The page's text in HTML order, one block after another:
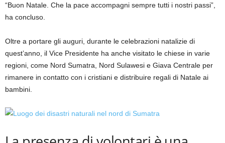
“Buon Natale. Che la pace accompagni sempre tutti i nostri passi”,
ha concluso.
Oltre a portare gli auguri, durante le celebrazioni natalizie di
quest’anno, il Vice Presidente ha anche visitato le chiese in varie
regioni, come Nord Sumatra, Nord Sulawesi e Giava Centrale per
rimanere in contatto con i cristiani e distribuire regali di Natale ai
bambini.